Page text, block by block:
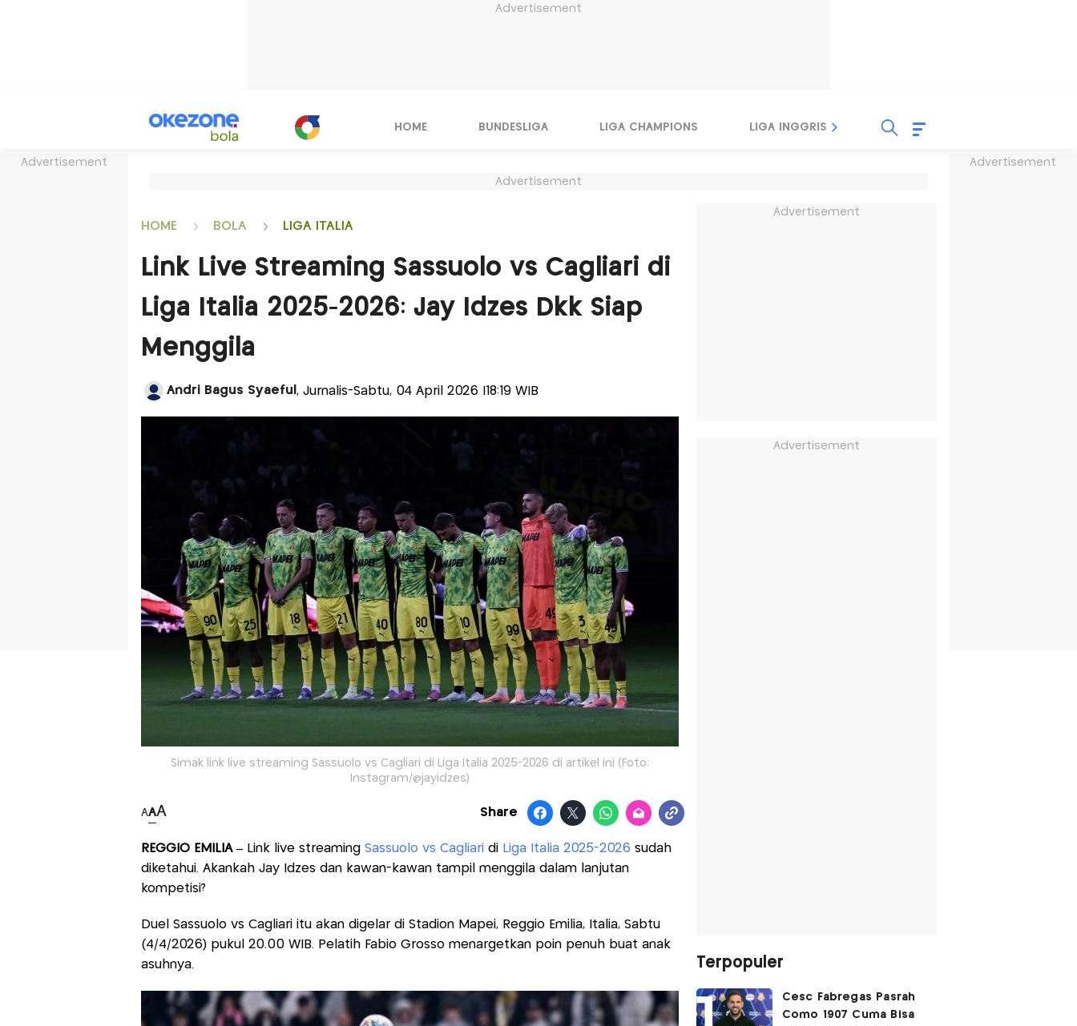
Advertisement
Advertisement Advertisement
HOME BUNDESLIGA LIGA CHAMPIONS LIGA INGGRIS LIGA ITALIA
Advertisement
HOME BOLA LIGA ITALIA
Link Live Streaming Sassuolo vs Cagliari di
Liga Italia 2025-2026: Jay Idzes Dkk Siap
Menggila
Andri Bagus Syaeful , Jurnalis-Sabtu, 04 April 2026 |18:19 WIB
Simak link live streaming Sassuolo vs Cagliari di Liga Italia 2025-2026 di artikel ini (Foto:
Instagram/@jayidzes)
AAA Share
REGGIO EMILIA –Link live streaming Sassuolo vs Cagliaridi Liga Italia 2025-2026 sudah
diketahui. Akankah Jay Idzes dan kawan-kawan tampil menggila dalam lanjutan
kompetisi?
Duel Sassuolo vs Cagliari itu akan digelar di Stadion Mapei, Reggio Emilia, Italia, Sabtu
(4/4/2026) pukul 20.00 WIB. Pelatih Fabio Grosso menargetkan poin penuh buat anak
asuhnya.
Advertisement
Advertisement
Terpopuler
Cesc Fabregas Pasrah
Como 1907 Cuma Bisa